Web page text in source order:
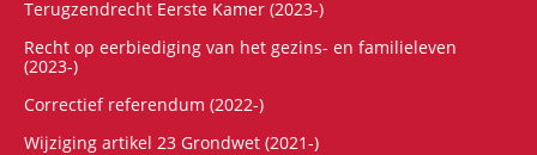
Terugzendrecht Eerste Kamer (2023-)
Recht op eerbiediging van het gezins- en familieleven
(2023-)
Correctief referendum (2022-)
Wijziging artikel 23 Grondwet (2021-)